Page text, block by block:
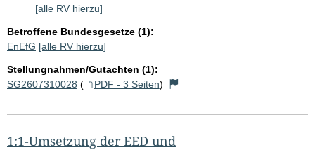
[alle RV hierzu]
Betroffene Bundesgesetze (1):
EnEfG [alle RV hierzu]
Stellungnahmen/Gutachten (1):
SG2607310028 ( PDF - 3 Seiten)
1:1-Umsetzung der EED und